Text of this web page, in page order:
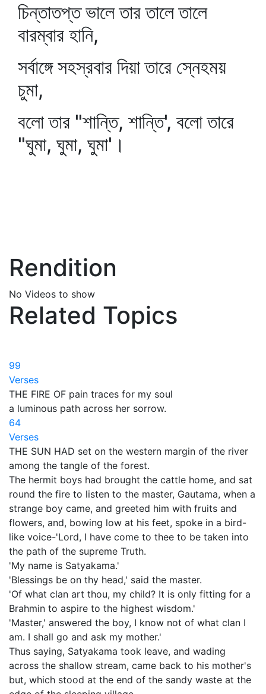
চিন্তাতপ্ত ভালে তার তালে তালে
বারম্বার হানি,
সর্বাঙ্গে সহস্রবার দিয়া তারে স্নেহময়
চুমা,
বলো তার "শান্তি, শান্তি', বলো তারে
"ঘুমা, ঘুমা, ঘুমা'।
Rendition
No Videos to show
Related Topics
99
Verses
THE FIRE OF pain traces for my soul
a luminous path across her sorrow.
64
Verses
THE SUN HAD set on the western margin of the river
among the tangle of the forest.
The hermit boys had brought the cattle home, and sat
round the fire to listen to the master, Gautama, when a
strange boy came, and greeted him with fruits and
flowers, and, bowing low at his feet, spoke in a bird-
like voice-'Lord, I have come to thee to be taken into
the path of the supreme Truth.
'My name is Satyakama.'
'Blessings be on thy head,' said the master.
'Of what clan art thou, my child? It is only fitting for a
Brahmin to aspire to the highest wisdom.'
'Master,' answered the boy, I know not of what clan I
am. I shall go and ask my mother.'
Thus saying, Satyakama took leave, and wading
across the shallow stream, came back to his mother's
but, which stood at the end of the sandy waste at the